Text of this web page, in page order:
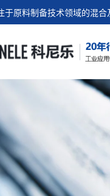
于原料制备技术领域的混合